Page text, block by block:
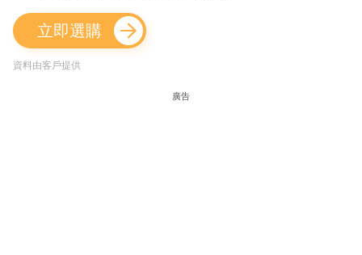
立即選購
資料由客戶提供
廣告